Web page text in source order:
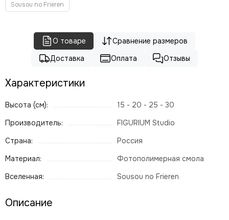
Sousou no Frieren
О товаре
Сравнение размеров
Доставка
Оплата Отзывы
Характеристики
Высота (см):
15 - 20 - 25 - 30
Производитель:
FIGURIUM Studio
Страна:
Россия
Материал:
Фотополимерная смола
Вселенная:
Sousou no Frieren
Описание